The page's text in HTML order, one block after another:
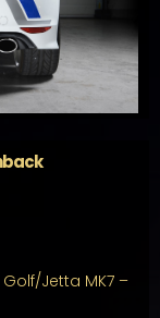
Jetta MK7 –